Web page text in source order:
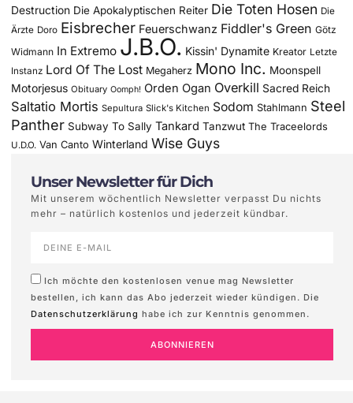
Destruction Die Apokalyptischen Reiter Die Toten Hosen Die
Ärzte Doro Eisbrecher Feuerschwanz Fiddler's Green Götz
Widmann In Extremo J.B.O. Kissin' Dynamite Kreator Letzte
Instanz Lord Of The Lost Megaherz Mono Inc. Moonspell
Motorjesus Obituary Oomph! Orden Ogan Overkill Sacred Reich
Saltatio Mortis Sepultura Slick's Kitchen Sodom Stahlmann Steel
Panther Subway To Sally Tankard Tanzwut The Traceelords
U.D.O. Van Canto Winterland Wise Guys
Unser Newsletter für Dich
Mit unserem wöchentlich Newsletter verpasst Du nichts
mehr – natürlich kostenlos und jederzeit kündbar.
Ich möchte den kostenlosen venue mag Newsletter
bestellen, ich kann das Abo jederzeit wieder kündigen. Die
Datenschutzerklärung habe ich zur Kenntnis genommen.
ABONNIEREN